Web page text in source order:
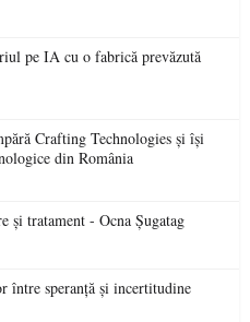
pe IA cu o fabrică prevăzută
Crafting Technologies și își
din România
și tratament - Ocna Șugatag
între speranță și incertitudine